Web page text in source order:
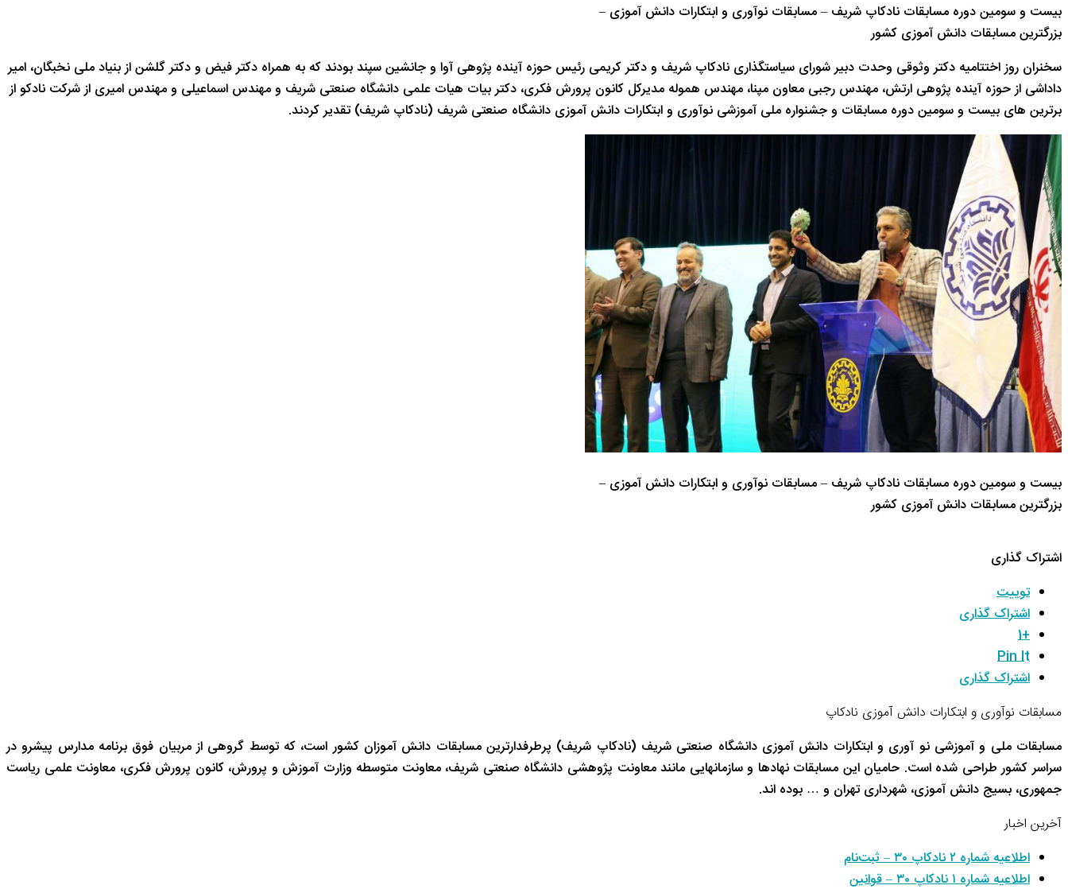
بیست و سومین دوره مسابقات نادکاپ شریف – مسابقات نوآوری و ابتکارات دانش آموزی –
بزرگترین مسابقات دانش آموزی کشور
سخنران روز اختتامیه دکتر وثوقی وحدت دبیر شورای سیاستگذاری نادکاپ شریف و دکتر کریمی رئیس حوزه آینده پژوهی آوا و جانشین سپند بودند که به همراه دکتر فیض و دکتر گلشن از بنیاد ملی نخبگان، امیر
داداشی از حوزه آینده پژوهی ارتش، مهندس رجبی معاون مپنا، مهندس هموله مدیرکل کانون پرورش فکری، دکتر بیات هیات علمی دانشگاه صنعتی شریف و مهندس اسماعیلی و مهندس امیری از شرکت نادکو از
برترین های بیست و سومین دوره مسابقات و جشنواره ملی آموزشی نوآوری و ابتکارات دانش آموزی دانشگاه صنعتی شریف (نادکاپ شریف) تقدیر کردند.
بیست و سومین دوره مسابقات نادکاپ شریف – مسابقات نوآوری و ابتکارات دانش آموزی –
بزرگترین مسابقات دانش آموزی کشور
اشتراک گذاری
توییت
اشتراک گذاری
+1
Pin It
اشتراک گذاری
مسابقات نوآوری و ابتکارات دانش آموزی نادکاپ
مسابقات ملی و آموزشی نو آوری و ابتکارات دانش آموزی دانشگاه صنعتی شریف (نادکاپ شریف) پرطرفدارترین مسابقات دانش آموزان کشور است، که توسط گروهی از مربیان فوق برنامه مدارس پیشرو در
سراسر کشور طراحی شده است. حامیان این مسابقات نهادها و سازمانهایی مانند معاونت پژوهشی دانشگاه صنعتی شریف، معاونت متوسطه وزارت آموزش و پرورش، کانون پرورش فکری، معاونت علمی ریاست
جمهوری، بسیج دانش آموزی، شهرداری تهران و … بوده اند.
آخرین اخبار
اطلاعیه شماره ۲ نادکاپ ۳۰ – ثبت‌نام
اطلاعیه شماره ۱ نادکاپ ۳۰ – قوانین